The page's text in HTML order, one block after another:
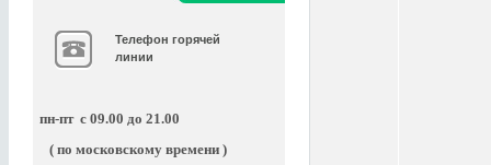
Телефон горячей
линии
пн-пт с 09.00 до 21.00
( по московскому времени )